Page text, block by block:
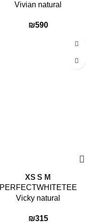
Vivian natural
₪590
M
S
XS
PERFECTWHITETEE
Vicky natural
₪315